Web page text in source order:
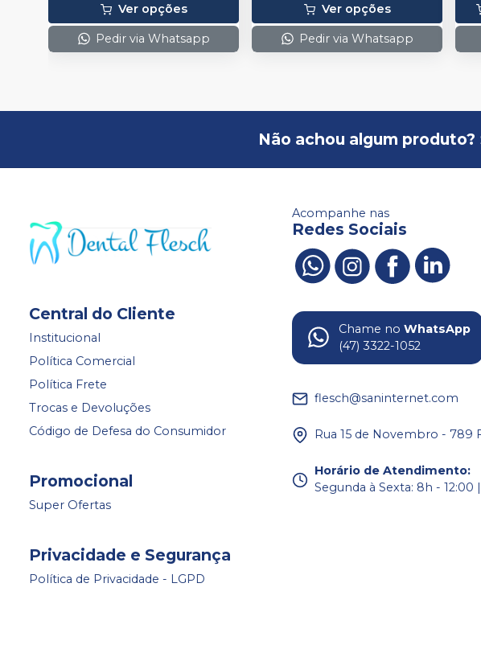
Ver opções
Pedir via Whatsapp
Ver opções
Pedir via Whatsapp
Não achou algum produto?
Central do Cliente
Institucional
Política Comercial
Política Frete
Trocas e Devoluções
Código de Defesa do Consumidor
Promocional
Super Ofertas
Privacidade e Segurança
Política de Privacidade - LGPD
Acompanhe nas
Redes Sociais
Chame no WhatsApp
(47) 3322-1052
flesch@saninternet.com
Rua 15 de Novembro - 789
Horário de Atendimento:
Segunda à Sexta: 8h - 12:00